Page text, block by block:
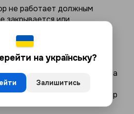
не работает должным
закрывается или
методов (описаны выше),
и установить
нормальной работе
ее. В случае, если причина
работу поворотного
следует заменить затвор
на українську?
Залишитись